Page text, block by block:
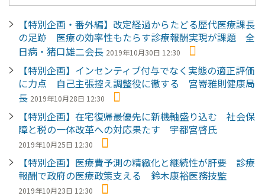
【特別企画・番外編】改定経過からたどる歴代医療課長
の足跡 医療の効率性もたらす診療報酬実現が課題 全
日病・猪口雄二会長 2019年10月30日 12:30
【特別企画】インセンティブ付与でなく実態の適正評価
に力点 自己主張控え調整役に徹する 宮嵜雅則健康局
長 2019年10月28日 12:30
【特別企画】在宅復帰最優先に新機軸盛り込む 社会保
障と税の一体改革への対応果たす 宇都宮啓氏
2019年10月25日 12:30
【特別企画】医療費予測の精緻化と継続性が肝要 診療
報酬で政府の医療政策支える 鈴木康裕医務技監
2019年10月23日 12:30